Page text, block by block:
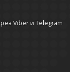
Viber и Telegram